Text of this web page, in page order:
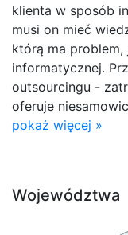
klienta w sposób
musi on mieć
którą ma problem,
informatycznej.
outsourcingu -
oferuje
pokaż więcej »
Województwa